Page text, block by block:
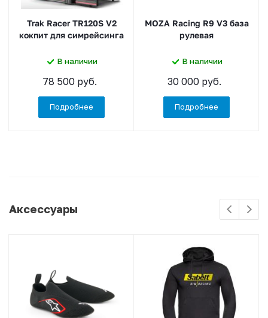
Trak Racer TR120S V2
кокпит для симрейсинга
В наличии
78 500 руб.
Подробнее
MOZA Racing R9 V3 база
рулевая
В наличии
30 000 руб.
Подробнее
Аксессуары